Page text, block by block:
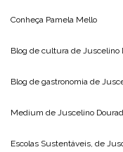
Conheça Pamela Mello
Blog de cultura de Juscelino
Blog de gastronomia de
Medium de Juscelino
Escolas Sustentáveis, de